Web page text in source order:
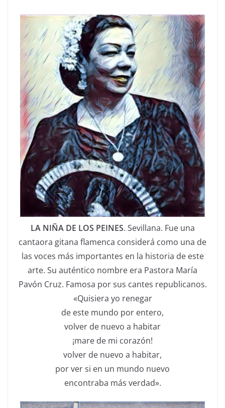
LA NIÑA DE LOS PEINES. Sevillana. Fue una
cantaora gitana flamenca considerá como una de
las voces más importantes en la historia de este
arte. Su auténtico nombre era Pastora María
Pavón Cruz. Famosa por sus cantes republicanos.
«Quisiera yo renegar
de este mundo por entero,
volver de nuevo a habitar
¡mare de mi corazón!
volver de nuevo a habitar,
por ver si en un mundo nuevo
encontraba más verdad».